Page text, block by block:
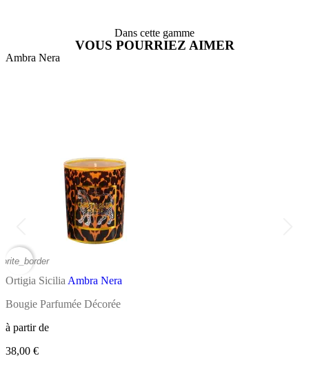
Dans cette gamme
VOUS POURRIEZ AIMER
Ambra Nera
Ortigia Sicilia Ambra Nera
Bougie Parfumée Décorée
à partir de
38,00 €